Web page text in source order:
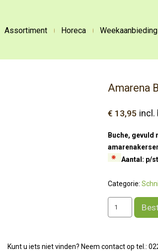
Assortiment Horeca Weekaanbieding
Amarena
€ 13,95 incl.
Buche,
Aantal: p/
Categorie:
Amarena
Buche
Kunt u iets niet vinden? Neem contact op tel.: